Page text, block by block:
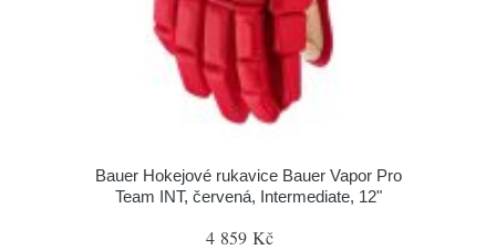
Bauer Hokejové rukavice Bauer Vapor Pro
Team INT, červená, Intermediate, 12"
4 859 Kč